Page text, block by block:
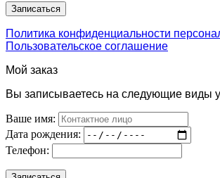
Политика конфиденциальности
Пользовательское соглашение
Мой заказ
Вы записываетесь на следующие виды
Ваше имя:
Дата рождения:
Телефон: